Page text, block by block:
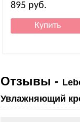
895 руб.
Отзывы -
Увлажняющий